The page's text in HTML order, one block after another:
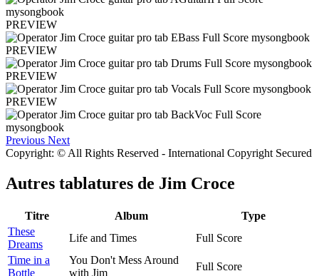
PREVIEW
PREVIEW
PREVIEW
PREVIEW
Previous Next
Copyright: © All Rights Reserved - International Copyright Secured
Autres tablatures de Jim Croce
Titre Album
Type
These
Dreams
Life and Times
Full Score
Time in a
Bottle
You Don't Mess Around
with Jim
Full Score